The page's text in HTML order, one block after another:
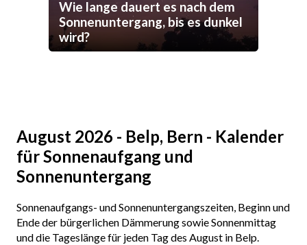
Wie lange dauert es nach dem
Sonnenuntergang, bis es dunkel
wird?
August 2026 - Belp, Bern - Kalender
für Sonnenaufgang und
Sonnenuntergang
Sonnenaufgangs- und Sonnenuntergangszeiten, Beginn und
Ende der bürgerlichen Dämmerung sowie Sonnenmittag
und die Tageslänge für jeden Tag des August in Belp.